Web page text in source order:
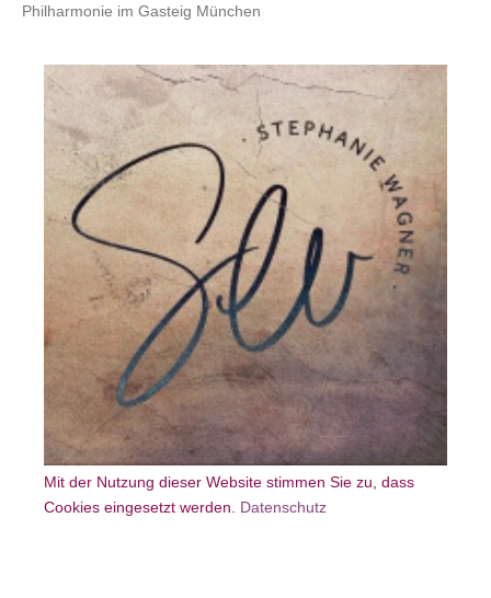
Philharmonie im Gasteig München
Mit der Nutzung dieser Website stimmen Sie zu, dass
Cookies eingesetzt werden.
Datenschutz